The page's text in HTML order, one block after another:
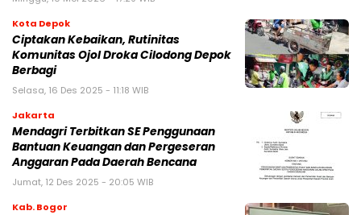
Kota Depok
Ciptakan Kebaikan, Rutinitas
Komunitas Ojol Droka Cilodong Depok
Berbagi
Selasa, 16 Des 2025 - 11:18 WIB
Jakarta
Mendagri Terbitkan SE Penggunaan
Bantuan Keuangan dan Pergeseran
Anggaran Pada Daerah Bencana
Jumat, 12 Des 2025 - 20:05 WIB
Kab. Bogor